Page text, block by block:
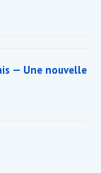
— Une nouvelle